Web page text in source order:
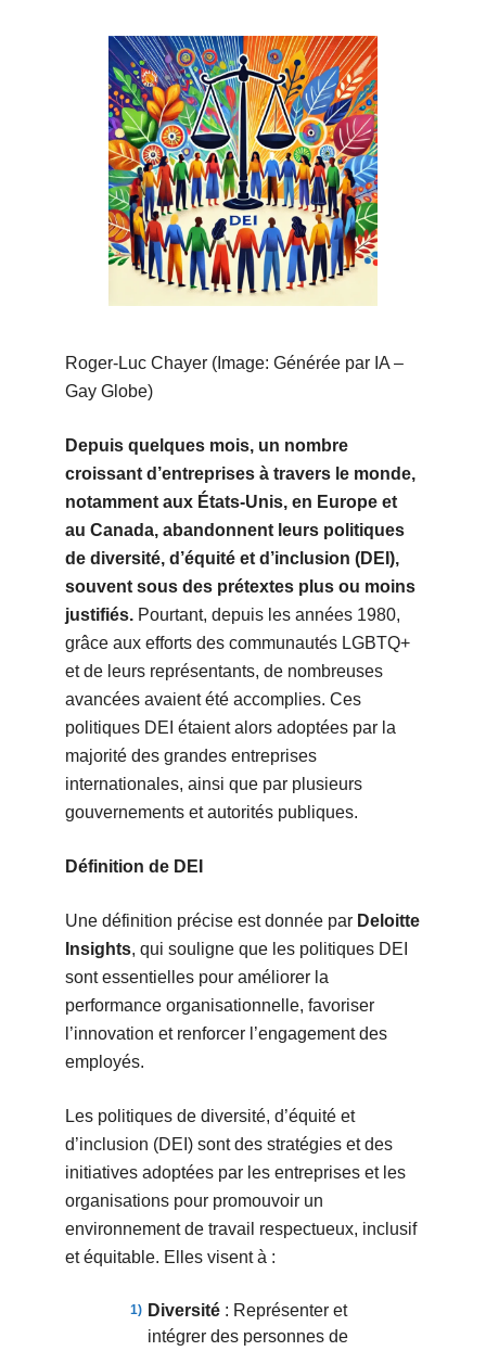
Roger-Luc Chayer (Image: Générée par IA –
Gay Globe)
Depuis quelques mois, un nombre
croissant d’entreprises à travers le monde,
notamment aux États-Unis, en Europe et
au Canada, abandonnent leurs politiques
de diversité, d’équité et d’inclusion (DEI),
souvent sous des prétextes plus ou moins
justifiés.Pourtant, depuis les années 1980,
grâce aux efforts des communautés LGBTQ+
et de leurs représentants, de nombreuses
avancées avaient été accomplies. Ces
politiques DEI étaient alors adoptées par la
majorité des grandes entreprises
internationales, ainsi que par plusieurs
gouvernements et autorités publiques.
Définition de DEI
Une définition précise est donnée par Deloitte
Insights, qui souligne que les politiques DEI
sont essentielles pour améliorer la
performance organisationnelle, favoriser
l’innovation et renforcer l’engagement des
employés.
Les politiques de diversité, d’équité et
d’inclusion (DEI) sont des stratégies et des
initiatives adoptées par les entreprises et les
organisations pour promouvoir un
environnement de travail respectueux, inclusif
et équitable. Elles visent à :
Diversité: Représenter et
intégrer des personnes de